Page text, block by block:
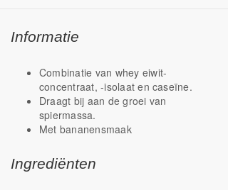
Informatie
Combinatie van whey eiwit-
concentraat, -isolaat en caseïne.
Draagt bij aan de groei van
spiermassa.
Met bananensmaak
Ingrediënten